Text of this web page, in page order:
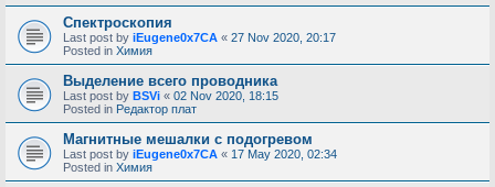
Спектроскопия
Last post by iEugene0x7CA « 27 Nov 2020, 20:17
Posted in Химия
Выделение всего проводника
Last post by BSVi « 02 Nov 2020, 18:15
Posted in Редактор плат
Магнитные мешалки с подогревом
Last post by iEugene0x7CA « 17 May 2020, 02:34
Posted in Химия